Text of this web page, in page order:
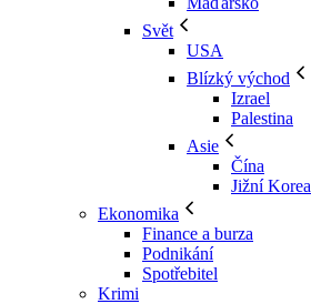
Svět
USA
Blízký východ
Izrael
Palestina
Asie
Čína
Jižní Korea
Ekonomika
Finance a burza
Podnikání
Spotřebitel
Krimi